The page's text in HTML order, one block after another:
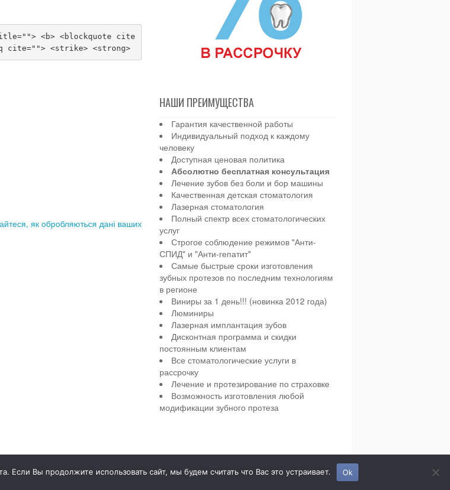
<b> <blockquote cite
cite=""> <strike> <strong>
як обробляються дані ваших
НАШИ ПРЕИМУЩЕСТВА
Гарантия качественной работы
Индивидуальный подход к каждому
человеку
Доступная ценовая политика
Абсолютно бесплатная консультация
Лечение зубов без боли и бор машины
Качественная детская стоматология
Лазерная стоматология
Полный спектр всех стоматологических
услуг
Строгое соблюдение режимов "Анти-
СПИД" и "Анти-гепатит"
Самые быстрые сроки изготовления
зубных протезов по последним технологиям
в регионе
Виниры за 1 день!!! (новинка 2012 года)
Люминиры
Лазерная имплантация зубов
Дисконтная программа и скидки
постоянным клиентам
Все стоматологические услуги в
рассрочку
Лечение и протезирование по страховке
Возможность изготовления любой
модификации зубного протеза
Детская и взрослая стоматология в городе Сумы.
Вы продолжите использовать сайт, мы будем считать что Вас это устраивает. Ok